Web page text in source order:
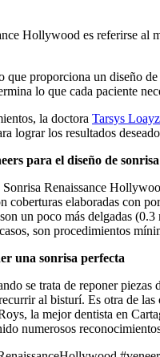
Hollywood es referirse al
que proporciona un diseño
lo que cada paciente
la doctora Tarsys
lograr los resultados
para el diseño de sonrisa
Renaissance
coberturas elaboradas con
un poco más delgadas
son procedimientos
una sonrisa perfecta
se trata de reponer
al bisturí. Es otra de
la mejor dentista en
numerosos